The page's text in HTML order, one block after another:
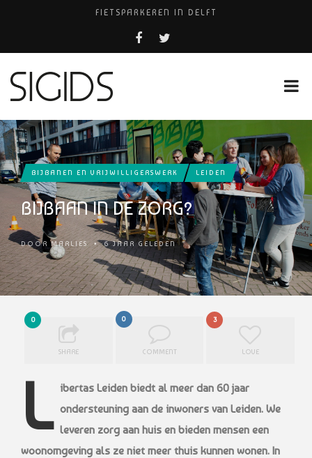
FIETSPARKEREN IN DELFT
PIZZERIA POMPEÏ ￼
COCKTAILS ON THE SPOT!
BIJBANEN EN VRIJWILLIGERSWERK LEIDEN
BIJBAAN IN DE ZORG?
DOORMARLIES •6 JAAR GELEDEN
0
SHARE
0
COMMENT
3
LOVE
L ibertas Leiden biedt al meer dan 60 jaar
ondersteuning aan de inwoners van Leiden. We
leveren zorg aan huis en bieden mensen een
woonomgeving als ze niet meer thuis kunnen wonen. In